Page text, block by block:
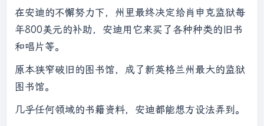
在安迪的不懈努力下，州里最终决定给肖申克监狱每
年800美元的补助，安迪用它来买了各种种类的旧书
和唱片等。
原本狭窄破旧的图书馆，成了新英格兰州最大的监狱
图书馆。
几乎任何领域的书籍资料，安迪都能想方设法弄到。